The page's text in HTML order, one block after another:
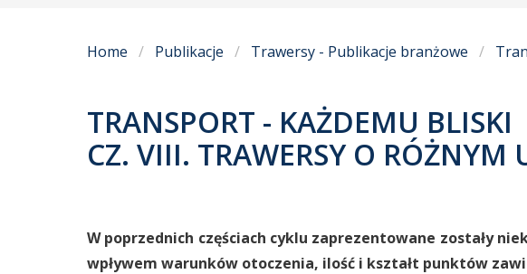
Home Publikacje Trawersy - Publikacje branżowe
TRANSPORT - KAŻDEMU BLISKI
CZ. VIII. TRAWERSY O RÓŻNYM
W poprzednich częściach cyklu zaprezentowane zostały
wpływem warunków otoczenia, ilość i kształt punktów